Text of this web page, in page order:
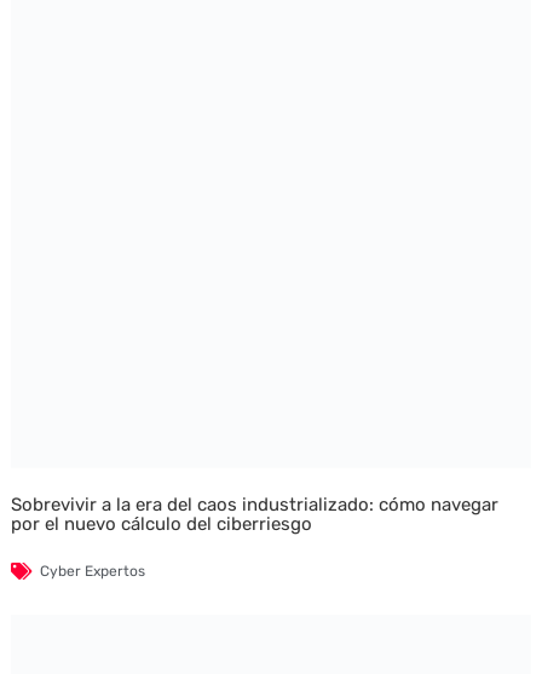
Sobrevivir a la era del caos industrializado: cómo navegar
por el nuevo cálculo del ciberriesgo
Cyber Expertos